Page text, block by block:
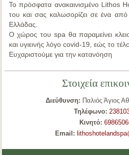
Το πρόσφατα ανακαινισμένο Lithos
του και σας καλωσορίζει σε ένα
Ελλάδας.
Ο χώρος του spa θα παραμείνει
και υγιεινής λόγο covid-19, εώς το
Ευχαριστούμε για την κατανόηση
Στοιχεία
Διεύθυνση: Παλιός Άγιος
Τηλέφωνο:
Κινητό:
Email: